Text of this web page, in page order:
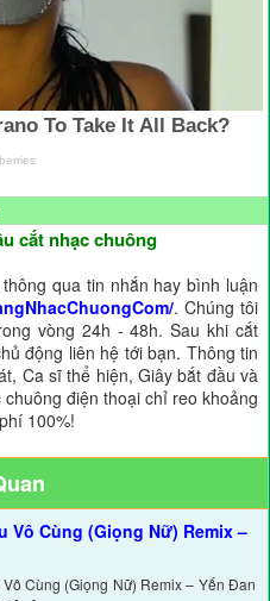
cắt nhạc chuông
qua tin nhắn hay bình luận
. Chúng tôi
vòng 24h - 48h. Sau khi cắt
động liên hệ tới bạn. Thông tin
Ca sĩ thể hiện, Giây bắt đầu và
điện thoại chỉ reo khoảng
100%!
Vô Cùng (Giọng Nữ) Remix –
Cùng (Giọng Nữ) Remix – Yến Đan